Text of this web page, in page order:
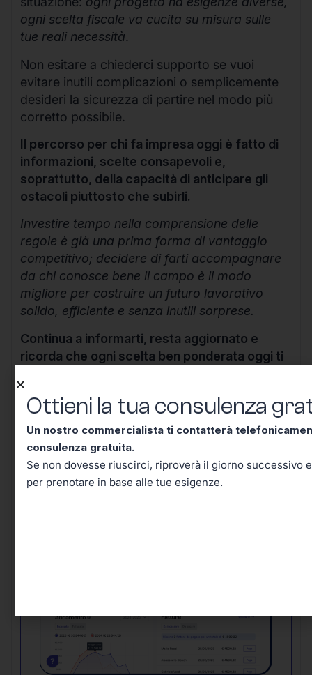
ogni scelta fiscale va cucita su misura sulle
tue reali necessità.
Non esitare a chiederci supporto se vuoi
evitare inutili complicazioni o semplicemente
desideri la sicurezza di partire nel modo più
corretto possibile.
Il percorso per chi fa impresa oggi è fatto di
informazioni, scelte consapevoli e,
soprattutto, della capacità di anticipare gli
ostacoli piuttosto che subirli.
Investire tempo nella comprensione delle
regole è già una prima forma di vantaggio
competitivo; decidere di farti accompagnare
da chi conosce bene il campo è il modo
migliore per costruire un futuro lavorativo
solido, efficiente e senza inutili sorprese.
Continua a informarti, resta aggiornato e
ricorda che ogni scelta ben ponderata oggi ti
Ottieni la tua consulenza
Ottieni la tua consulenza
Un nostro commercialista ti contatterà
consulenza gratuita.
Se non dovesse riuscirci, riproverà il giorno successivo
per prenotare in base alle tue esigenze.